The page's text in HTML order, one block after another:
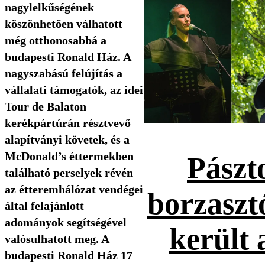
nagylelkűségének
köszönhetően válhatott
még otthonosabbá a
budapesti Ronald Ház. A
nagyszabású felújítás a
vállalati támogatók, az idei
Tour de Balaton
kerékpártúrán résztvevő
alapítványi követek, és a
McDonald’s éttermekben
található perselyek révén
az étteremhálózat vendégei
által felajánlott
adományok segítségével
valósulhatott meg. A
budapesti Ronald Ház 17
került